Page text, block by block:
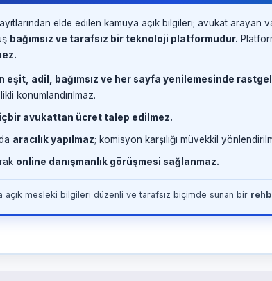
elde edilen kamuya açık bilgileri; avukat
bağımsız ve tarafsız bir teknoloji platformudur.
eşit, adil, bağımsız ve her sayfa yenilemesinde
konumlandırılmaz.
avukattan ücret talep edilmez.
aracılık yapılmaz; komisyon karşılığı müvekkil
online danışmanlık görüşmesi sağlanmaz.
açık mesleki bilgileri düzenli ve tarafsız biçimde sunan bir